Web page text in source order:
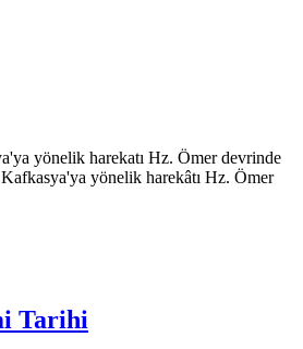
yönelik harekatı Hz. Ömer devrinde
Kafkasya'ya yönelik harekâtı Hz. Ömer
Tarihi